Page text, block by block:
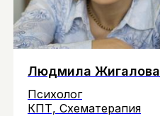
Людмила Жигалова
Психолог
КПТ, Схематерапия